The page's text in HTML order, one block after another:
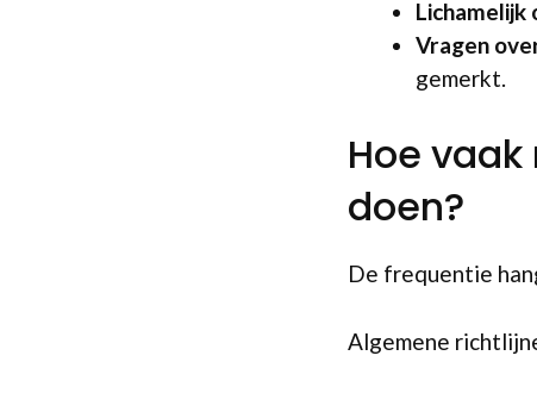
Lichamelijk
Vragen
gemerkt.
Hoe
doen?
De frequentie
Algemene